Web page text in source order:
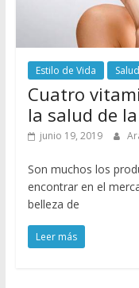
Estilo de Vida Salud
Cuatro
la salud de
junio 19, 2019
Son muchos los
encontrar en el
belleza de
Leer más